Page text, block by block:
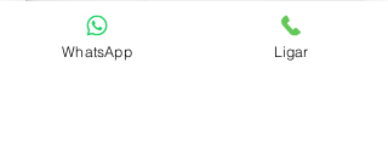
WhatsApp Ligar